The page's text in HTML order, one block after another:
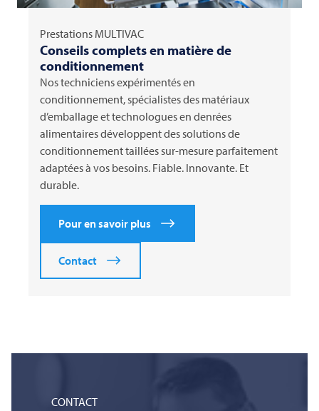
Prestations MULTIVAC
Conseils complets en matière de
conditionnement
Nos techniciens expérimentés en
conditionnement, spécialistes des matériaux
d’emballage et technologues en denrées
alimentaires développent des solutions de
conditionnement taillées sur-mesure parfaitement
adaptées à vos besoins. Fiable. Innovante. Et
durable.
Pour en savoir plus
Contact
CONTACT